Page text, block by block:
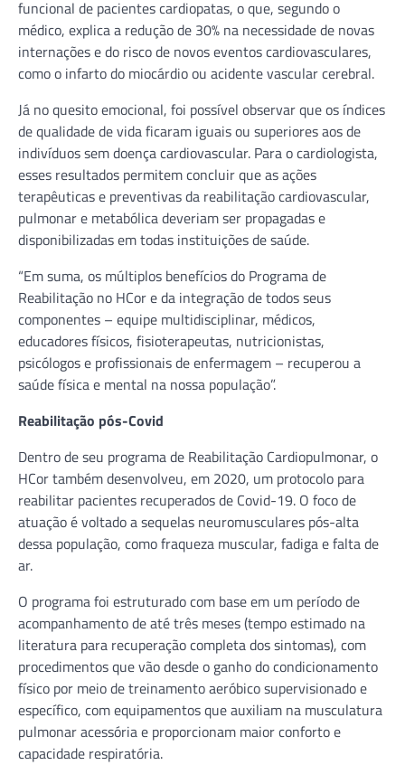
funcional de pacientes cardiopatas, o que, segundo o
médico, explica a redução de 30% na necessidade de novas
internações e do risco de novos eventos cardiovasculares,
como o infarto do miocárdio ou acidente vascular cerebral.
Já no quesito emocional, foi possível observar que os índices
de qualidade de vida ficaram iguais ou superiores aos de
indivíduos sem doença cardiovascular. Para o cardiologista,
esses resultados permitem concluir que as ações
terapêuticas e preventivas da reabilitação cardiovascular,
pulmonar e metabólica deveriam ser propagadas e
disponibilizadas em todas instituições de saúde.
“Em suma, os múltiplos benefícios do Programa de
Reabilitação no HCor e da integração de todos seus
componentes – equipe multidisciplinar, médicos,
educadores físicos, fisioterapeutas, nutricionistas,
psicólogos e profissionais de enfermagem – recuperou a
saúde física e mental na nossa população”.
Reabilitação pós-Covid
Dentro de seu programa de Reabilitação Cardiopulmonar, o
HCor também desenvolveu, em 2020, um protocolo para
reabilitar pacientes recuperados de Covid-19. O foco de
atuação é voltado a sequelas neuromusculares pós-alta
dessa população, como fraqueza muscular, fadiga e falta de
ar.
O programa foi estruturado com base em um período de
acompanhamento de até três meses (tempo estimado na
literatura para recuperação completa dos sintomas), com
procedimentos que vão desde o ganho do condicionamento
físico por meio de treinamento aeróbico supervisionado e
específico, com equipamentos que auxiliam na musculatura
pulmonar acessória e proporcionam maior conforto e
capacidade respiratória.